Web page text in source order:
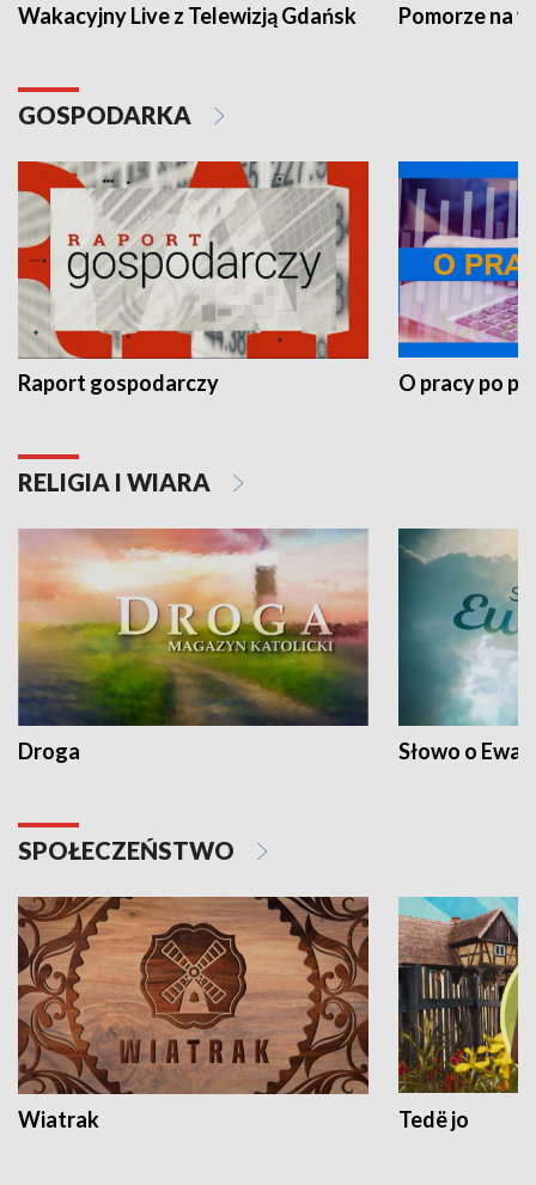
Wakacyjny Live z Telewizją Gdańsk Pomorze na
GOSPODARKA
Raport gospodarczy O pracy po
RELIGIA I WIARA
Droga Słowo o
SPOŁECZEŃSTWO
Wiatrak Tedë jo